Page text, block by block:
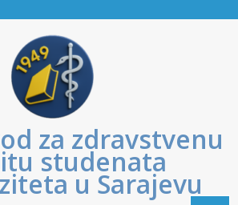
za zdravstvenu
studenata
u Sarajevu